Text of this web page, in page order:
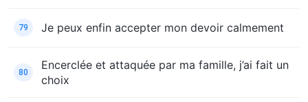
79 Je peux enfin accepter mon devoir calmement
80
Encerclée et attaquée par ma famille, j’ai fait un
choix